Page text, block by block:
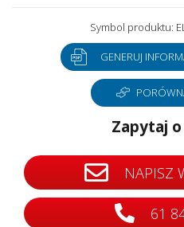
Symbol produktu:
GENERUJ
Zapytaj
NAPISZ
61